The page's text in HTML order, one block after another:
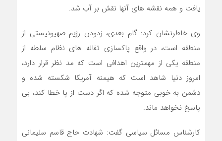
یافت و همه نقشه های آنها نقش بر آب شد.
وی خاطرنشان کرد: گام بعدی، زدودن رژیم صهیونیستی از
منطقه است، در واقع پاکسازی تفاله های نظام سلطه از
منطقه یکی از مهمترین اهدافی است که مد نظر قرار دارد،
امروز دنیا شاهد است که هیمنه آمریکا شکسته شده و
دشمن به خوبی متوجه شده که اگر دست از پا خطا کند، بی
پاسخ نخواهد ماند.
کارشناس مسائل سیاسی گفت: شهادت حاج قاسم سلیمانی